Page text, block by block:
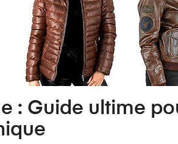
: Guide ultime